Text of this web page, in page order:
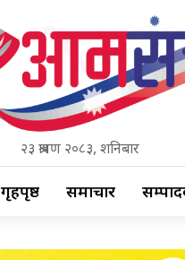
२३ श्रावण २०८३, शनिबार
गृहपृष्ठ समाचार